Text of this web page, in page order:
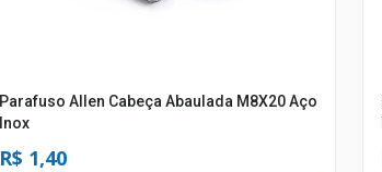
Parafuso Allen Cabeça Abaulada M8X20 Aço
Inox
R$ 1,40